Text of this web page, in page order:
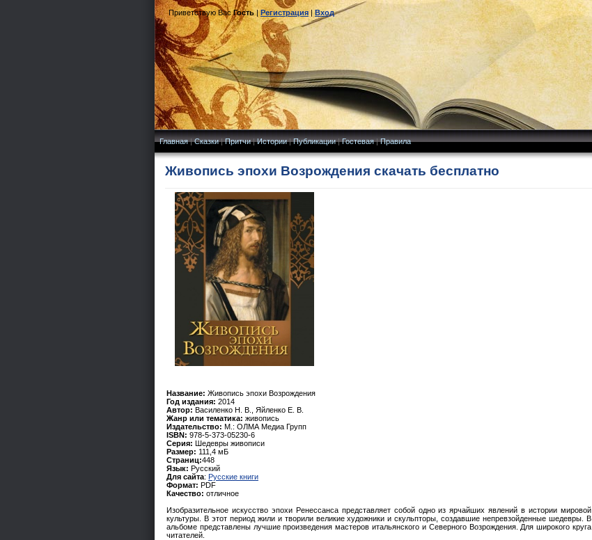
Приветствую Вас Гость|Регистрация|Вход
Главная|Сказки|Притчи|Истории|Публикации|Гостевая|Правила
Живопись эпохи Возрождения скачать бесплатно
Название: Живопись эпохи Возрождения
Год издания: 2014
Автор: Василенко Н. В., Яйленко Е. В.
Жанр или тематика: живопись
Издательство: М.: ОЛМА Медиа Групп
ISBN: 978-5-373-05230-6
Серия: Шедевры живописи
Размер: 111,4 мБ
Страниц:448
Язык: Русский
Для сайта: Русские книги
Формат: PDF
Качество: отличное
Изобразительное искусство эпохи Ренессанса представляет собой одно из ярчайших явлений в истории мировой
культуры. В этот период жили и творили великие художники и скульпторы, создавшие непревзойденные шедевры. В
альбоме представлены лучшие произведения мастеров итальянского и Северного Возрождения. Для широкого круга
читателей.